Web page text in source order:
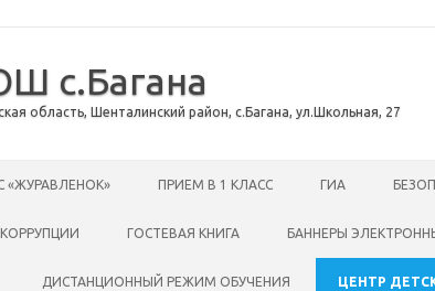
с.Багана
область, Шенталинский район, с.Багана, ул.Школьная, 27
«ЖУРАВЛЕНОК» ПРИЕМ В 1 КЛАСС ГИА
ГОСТЕВАЯ КНИГА БАННЕРЫ
ДИСТАНЦИОННЫЙ РЕЖИМ ОБУЧЕНИЯ ЦЕНТР